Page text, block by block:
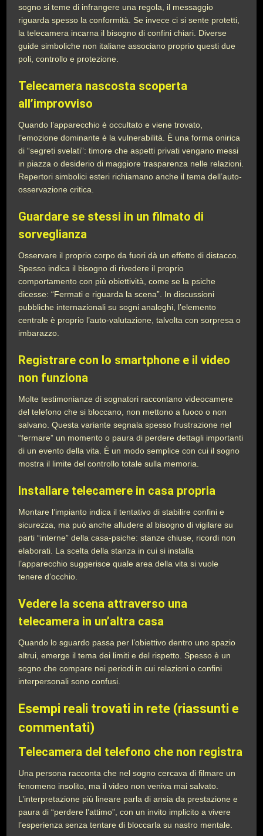
sogno si teme di infrangere una regola, il messaggio
riguarda spesso la conformità. Se invece ci si sente protetti,
la telecamera incarna il bisogno di confini chiari. Diverse
guide simboliche non italiane associano proprio questi due
poli, controllo e protezione.
Telecamera nascosta scoperta
all’improvviso
Quando l’apparecchio è occultato e viene trovato,
l’emozione dominante è la vulnerabilità. È una forma onirica
di “segreti svelati”: timore che aspetti privati vengano messi
in piazza o desiderio di maggiore trasparenza nelle relazioni.
Repertori simbolici esteri richiamano anche il tema dell’auto-
osservazione critica.
Guardare se stessi in un filmato di
sorveglianza
Osservare il proprio corpo da fuori dà un effetto di distacco.
Spesso indica il bisogno di rivedere il proprio
comportamento con più obiettività, come se la psiche
dicesse: “Fermati e riguarda la scena”. In discussioni
pubbliche internazionali su sogni analoghi, l’elemento
centrale è proprio l’auto-valutazione, talvolta con sorpresa o
imbarazzo.
Registrare con lo smartphone e il video
non funziona
Molte testimonianze di sognatori raccontano videocamere
del telefono che si bloccano, non mettono a fuoco o non
salvano. Questa variante segnala spesso frustrazione nel
“fermare” un momento o paura di perdere dettagli importanti
di un evento della vita. È un modo semplice con cui il sogno
mostra il limite del controllo totale sulla memoria.
Installare telecamere in casa propria
Montare l’impianto indica il tentativo di stabilire confini e
sicurezza, ma può anche alludere al bisogno di vigilare su
parti “interne” della casa-psiche: stanze chiuse, ricordi non
elaborati. La scelta della stanza in cui si installa
l’apparecchio suggerisce quale area della vita si vuole
tenere d’occhio.
Vedere la scena attraverso una
telecamera in un’altra casa
Quando lo sguardo passa per l’obiettivo dentro uno spazio
altrui, emerge il tema dei limiti e del rispetto. Spesso è un
sogno che compare nei periodi in cui relazioni o confini
interpersonali sono confusi.
Esempi reali trovati in rete (riassunti e
commentati)
Telecamera del telefono che non registra
Una persona racconta che nel sogno cercava di filmare un
fenomeno insolito, ma il video non veniva mai salvato.
L’interpretazione più lineare parla di ansia da prestazione e
paura di “perdere l’attimo”, con un invito implicito a vivere
l’esperienza senza tentare di bloccarla su nastro mentale.